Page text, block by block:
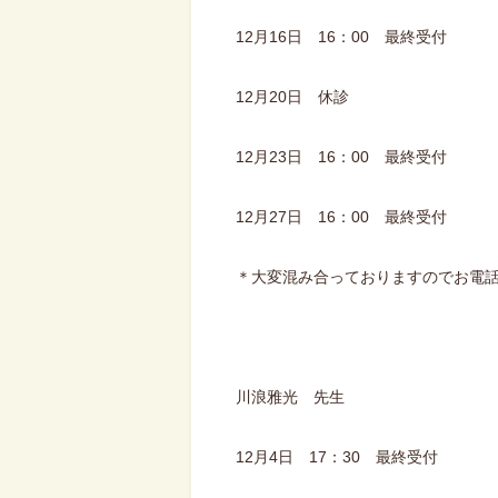
12月16日 16：00 最終受付
12月20日 休診
12月23日 16：00 最終受付
12月27日 16：00 最終受付
＊大変混み合っておりますのでお電
川浪雅光 先生
12月4日 17：30 最終受付